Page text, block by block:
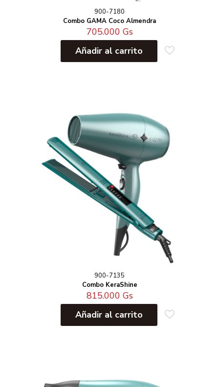
900-7180
Combo GAMA Coco Almendra
705.000 Gs
Añadir al carrito
900-7135
Combo KeraShine
815.000 Gs
Añadir al carrito